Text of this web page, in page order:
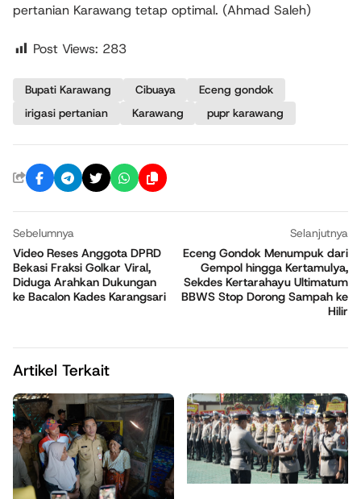
pertanian Karawang tetap optimal. (Ahmad Saleh)
Post Views: 283
Bupati Karawang Cibuaya
Eceng gondok
irigasi pertanian
Karawang pupr karawang
Sebelumnya
Video Reses Anggota DPRD
Bekasi Fraksi Golkar Viral,
Diduga Arahkan Dukungan
ke Bacalon Kades Karangsari
Selanjutnya
Eceng Gondok Menumpuk dari
Gempol hingga Kertamulya,
Sekdes Kertarahayu Ultimatum
BBWS Stop Dorong Sampah ke
Hilir
Artikel Terkait